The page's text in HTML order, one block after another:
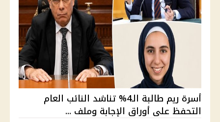
أسرة ريم طالبة الـ4% تناشد النائب العام
التحفظ على أوراق الإجابة وملف ...